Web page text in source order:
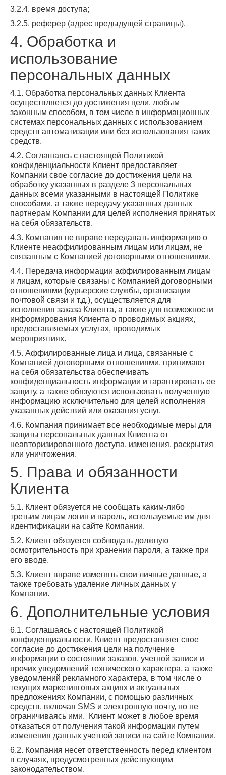
3.2.4. время доступа;
3.2.5. реферер (адрес предыдущей страницы).
4. Обработка и
использование
персональных данных
4.1. Обработка персональных данных Клиента
осуществляется до достижения цели, любым
законным способом, в том числе в информационных
системах персональных данных с использованием
средств автоматизации или без использования таких
средств.
4.2. Соглашаясь с настоящей Политикой
конфиденциальности Клиент предоставляет
Компании свое согласие до достижения цели на
обработку указанных в разделе 3 персональных
данных всеми указанными в настоящей Политике
способами, а также передачу указанных данных
партнерам Компании для целей исполнения принятых
на себя обязательств.
4.3. Компания не вправе передавать информацию о
Клиенте неаффилированным лицам или лицам, не
связанным с Компанией договорными отношениями.
4.4. Передача информации аффилированным лицам
и лицам, которые связаны с Компанией договорными
отношениями (курьерские службы, организации
почтовой связи и т.д.), осуществляется для
исполнения заказа Клиента, а также для возможности
информирования Клиента о проводимых акциях,
предоставляемых услугах, проводимых
мероприятиях.
4.5. Аффилированные лица и лица, связанные с
Компанией договорными отношениями, принимают
на себя обязательства обеспечивать
конфиденциальность информации и гарантировать ее
защиту, а также обязуются использовать полученную
информацию исключительно для целей исполнения
указанных действий или оказания услуг.
4.6. Компания принимает все необходимые меры для
защиты персональных данных Клиента от
неавторизированного доступа, изменения, раскрытия
или уничтожения.
5. Права и обязанности
Клиента
5.1. Клиент обязуется не сообщать каким-либо
третьим лицам логин и пароль, используемые им для
идентификации на сайте Компании.
5.2. Клиент обязуется соблюдать должную
осмотрительность при хранении пароля, а также при
его вводе.
5.3. Клиент вправе изменять свои личные данные, а
также требовать удаление личных данных у
Компании.
6. Дополнительные условия
6.1. Соглашаясь с настоящей Политикой
конфиденциальности, Клиент предоставляет свое
согласие до достижения цели на получение
информации о состоянии заказов, учетной записи и
прочих уведомлений технического характера, а также
уведомлений рекламного характера, в том числе о
текущих маркетинговых акциях и актуальных
предложениях Компании, с помощью различных
средств, включая SMS и электронную почту, но не
ограничиваясь ими. Клиент может в любое время
отказаться от получения такой информации путем
изменения данных учетной записи на сайте Компании.
6.2. Компания несет ответственность перед клиентом
в случаях, предусмотренных действующим
законодательством.